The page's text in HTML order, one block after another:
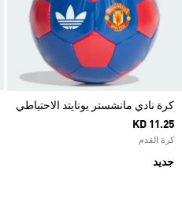
كرة نادي مانشستر يونايتد الاحتياطي
KD 11.25
كرة القدم
جديد